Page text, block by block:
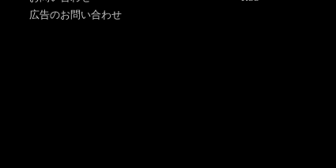
広告のお問い合わせ